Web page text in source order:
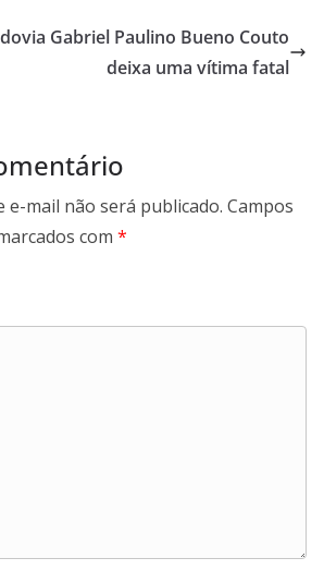
m
Gabriel Paulino Bueno Couto
deixa uma vítima fatal
e-mail não será publicado. Campos
com *